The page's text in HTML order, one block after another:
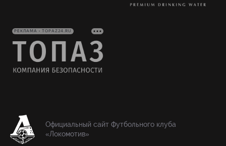
РЕКЛАМА • TOPAZ24.RU
Официальный сайт Футбольного клуба
«Локомотив»